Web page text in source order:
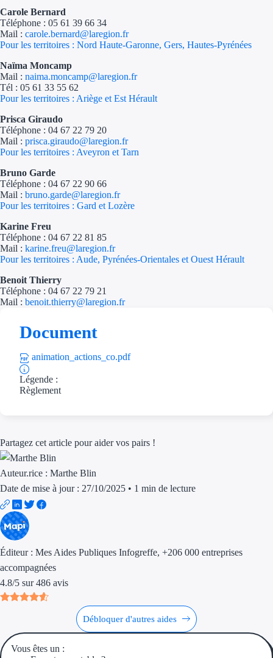
Carole Bernard
Téléphone : 05 61 39 66 34
Mail : carole.bernard@laregion.fr
Pour les territoires : Nord Haute-Garonne, Gers, Hautes-Pyrénées
Naïma Moncamp
Mail : naima.moncamp@laregion.fr
Tél : 05 61 33 55 62
Pour les territoires : Ariège et Est Hérault
Prisca Giraudo
Téléphone : 04 67 22 79 20
Mail : prisca.giraudo@laregion.fr
Pour les territoires : Aveyron et Tarn
Bruno Garde
Téléphone : 04 67 22 90 66
Mail : bruno.garde@laregion.fr
Pour les territoires : Gard et Lozère
Karine Freu
Téléphone : 04 67 22 81 85
Mail : karine.freu@laregion.fr
Pour les territoires : Aude, Pyrénées-Orientales et Ouest Hérault
Benoit Thierry
Téléphone : 04 67 22 79 21
Mail : benoit.thierry@laregion.fr
Document
animation_actions_co.pdf
Légende :
Règlement
Partagez cet article pour aider vos pairs !
Auteur.rice : Marthe Blin
Date de mise à jour : 27/10/2025 • 1 min de lecture
Éditeur : Mes Aides Publiques Infogreffe, +206 000 entreprises
accompagnées
4.8/5 sur 486 avis
Débloquer d'autres aides
Vous êtes un :